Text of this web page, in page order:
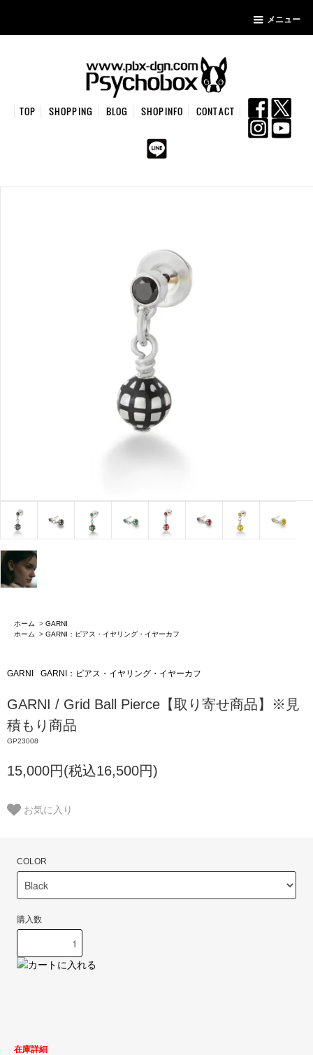
メニュー
TOP SHOPPING BLOG SHOPINFO CONTACT
ホーム > GARNI
ホーム
> GARNI：ピアス・イヤリング・イヤーカフ
GARNI GARNI：ピアス・イヤリング・イヤーカフ
GARNI / Grid Ball Pierce【取り寄せ商品】※見
積もり商品
GP23008
15,000円(税込16,500円)
お気に入り
COLOR
購入数
在庫詳細